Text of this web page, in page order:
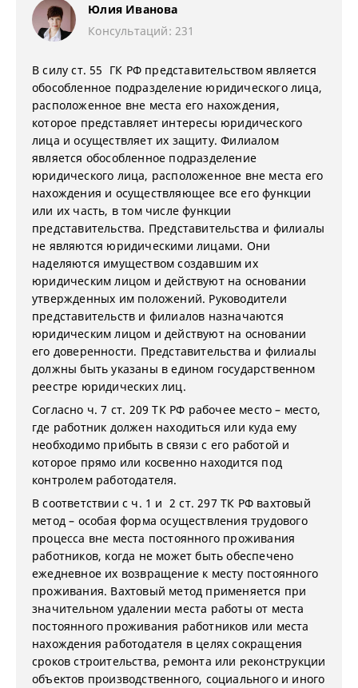
Юлия Иванова
Консультаций: 231
В силу ст. 55 ГК РФ представительством является
обособленное подразделение юридического лица,
расположенное вне места его нахождения,
которое представляет интересы юридического
лица и осуществляет их защиту. Филиалом
является обособленное подразделение
юридического лица, расположенное вне места его
нахождения и осуществляющее все его функции
или их часть, в том числе функции
представительства. Представительства и филиалы
не являются юридическими лицами. Они
наделяются имуществом создавшим их
юридическим лицом и действуют на основании
утвержденных им положений. Руководители
представительств и филиалов назначаются
юридическим лицом и действуют на основании
его доверенности. Представительства и филиалы
должны быть указаны в едином государственном
реестре юридических лиц.
Согласно ч. 7 ст. 209 ТК РФ рабочее место – место,
где работник должен находиться или куда ему
необходимо прибыть в связи с его работой и
которое прямо или косвенно находится под
контролем работодателя.
В соответствии с ч. 1 и 2 ст. 297 ТК РФ вахтовый
метод – особая форма осуществления трудового
процесса вне места постоянного проживания
работников, когда не может быть обеспечено
ежедневное их возвращение к месту постоянного
проживания. Вахтовый метод применяется при
значительном удалении места работы от места
постоянного проживания работников или места
нахождения работодателя в целях сокращения
сроков строительства, ремонта или реконструкции
объектов производственного, социального и иного